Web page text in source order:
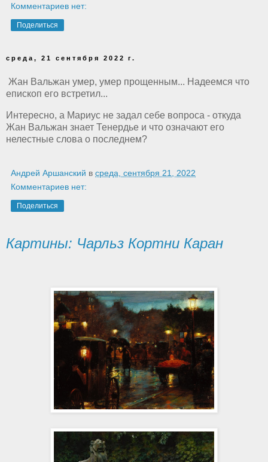
Комментариев нет:
Поделиться
среда, 21 сентября 2022 г.
Жан Вальжан умер, умер прощенным... Надеемся что
епископ его встретил...
Интересно, а Мариус не задал себе вопроса - откуда
Жан Вальжан знает Тенердье и что означают его
нелестные слова о последнем?
Андрей Аршанский в среда, сентября 21, 2022
Комментариев нет:
Поделиться
Картины: Чарльз Кортни Каран